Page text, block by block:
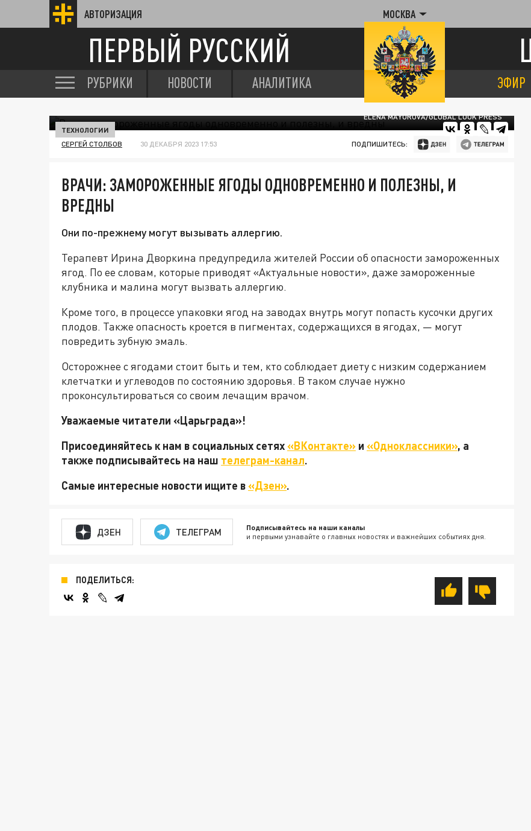
АВТОРИЗАЦИЯ МОСКВА
ПЕРВЫЙ РУССКИЙ
РУБРИКИ НОВОСТИ АНАЛИТИКА ЭФИР
ELENA MAYOROVA/GLOBAL LOOK PRESS
ТЕХНОЛОГИИ
СЕРГЕЙ СТОЛБОВ 30 ДЕКАБРЯ 2023 17:53 ПОДПИШИТЕСЬ:
ВРАЧИ: ЗАМОРОЖЕННЫЕ ЯГОДЫ ОДНОВРЕМЕННО И ПОЛЕЗНЫ, И
ВРЕДНЫ
Они по-прежнему могут вызывать аллергию.
Терапевт Ирина Дворкина предупредила жителей России об опасности замороженных
ягод. По ее словам, которые приводят «Актуальные новости», даже замороженные
клубника и малина могут вызвать аллергию.
Кроме того, в процессе упаковки ягод на заводах внутрь могут попасть кусочки других
плодов. Также опасность кроется в пигментах, содержащихся в ягодах, — могут
повредить зубную эмаль.
Осторожнее с ягодами стоит быть и тем, кто соблюдает диету с низким содержанием
клетчатки и углеводов по состоянию здоровья. В таком случае нужно
проконсультироваться со своим лечащим врачом.
Уважаемые читатели «Царьграда»!
Присоединяйтесь к нам в социальных сетях«ВКонтакте» и «Одноклассники», а
также подписывайтесь на наш телеграм-канал.
Самые интересные новости ищите в«Дзен».
ДЗЕН ТЕЛЕГРАМ Подписывайтесь на наши каналы
и первыми узнавайте о главных новостях и важнейших событиях дня.
ПОДЕЛИТЬСЯ: